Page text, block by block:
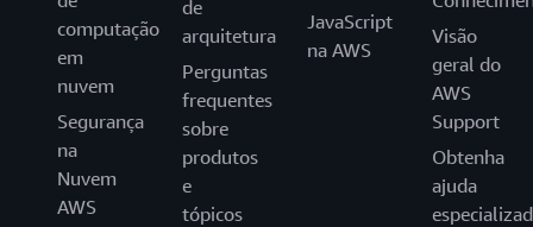
computação
em
nuvem
Segurança
na
Nuvem
AWS
de
arquitetura
Perguntas
frequentes
sobre
produtos
e
tópicos
JavaScript
na AWS
Visão
geral do
AWS
Support
Obtenha
ajuda